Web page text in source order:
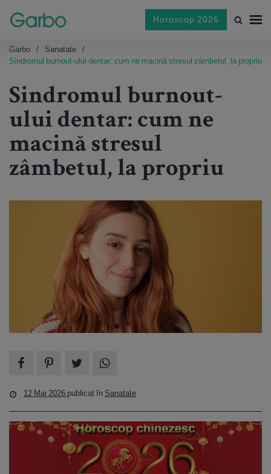
Horoscop 2026
Garbo
Sanatate
Sindromul burnout-ului dentar: cum ne macină stresul zâmbetul, la propriu
Sindromul burnout-
ului dentar: cum ne
macină stresul
zâmbetul, la propriu
12 Mai 2026 publicat în Sanatate